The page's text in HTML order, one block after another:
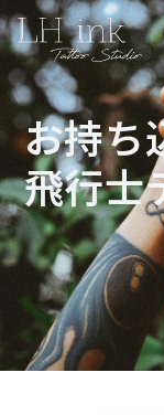
お持ち
飛行士